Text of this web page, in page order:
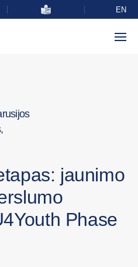
EN
jaunimo
Phase